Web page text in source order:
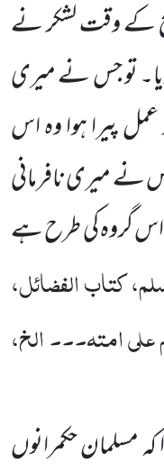
صبح کے وقت لشکر نے
تو جس نے میری
پیرا ہوا وہ اس
نے میری نافرمانی
اس گروہ کی طرح ہے
کتاب الفضائل،
علی امتہ۔۔۔ الخ،
حکمرانوں